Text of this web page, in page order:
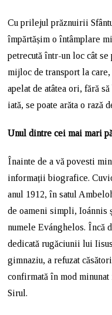
Cu prilejul prăznuirii
împărtășim o întâmplare
petrecută într-un loc cât
mijloc de transport la
apelat de atâtea ori, fără
iată, se poate arăta o rază
Unul dintre cei mai mari
Înainte de a vă povesti
informații biografice.
anul 1912, în satul
de oameni simpli, Ioánnis
numele Evánghelos. Încă
dedicată rugăciunii lui
gimnaziu, a refuzat
confirmată în mod
Sirul.